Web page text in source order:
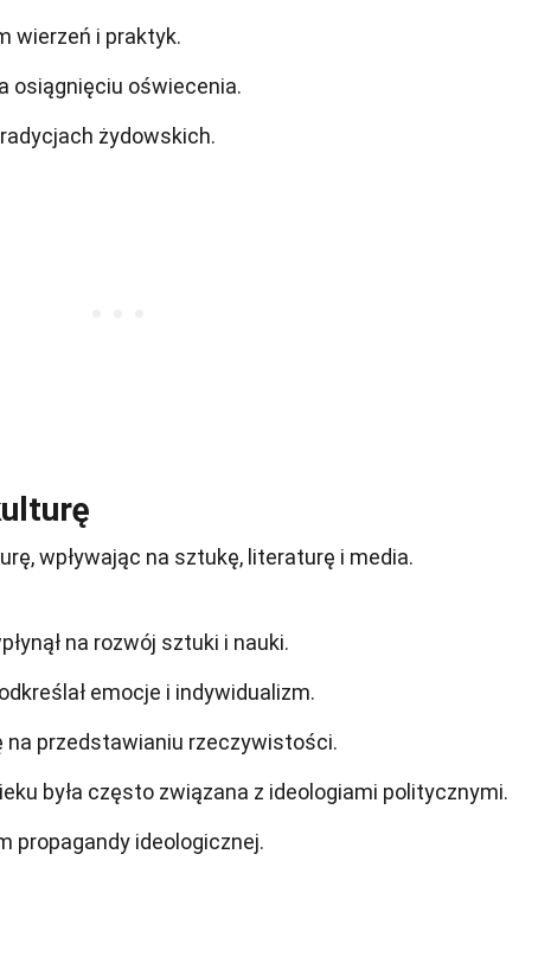
wierzeń i praktyk.
osiągnięciu oświecenia.
żydowskich.
wpływając na sztukę, literaturę i media.
na rozwój sztuki i nauki.
emocje i indywidualizm.
na przedstawianiu rzeczywistości.
była często związana z ideologiami politycznymi.
propagandy ideologicznej.